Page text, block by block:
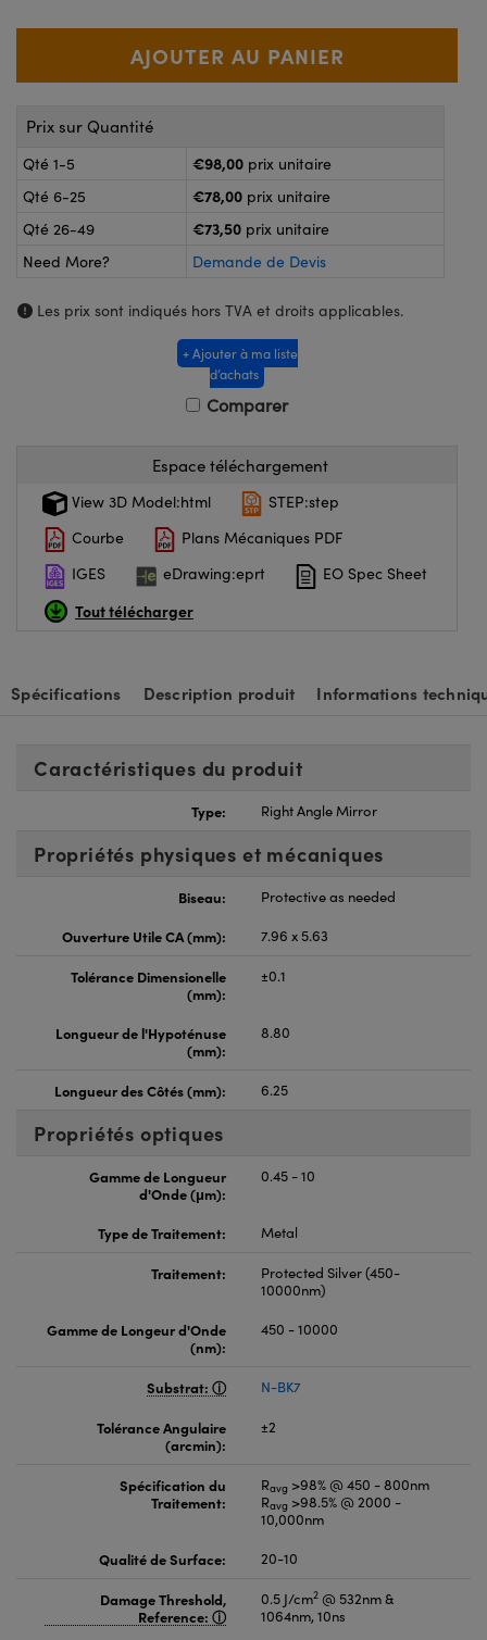
: Microscopie
: Caméras
Prix sur Quantité
Qté 1-5 €98,00 prix unitaire
Qté 6-25
€78,00 prix unitaire
Qté 26-49
€73,50 prix unitaire
Need More?
Demande de Devis
Les prix sont indiqués hors TVA et droits applicables.
+ Ajouter à ma liste
d’achats
Comparer
Espace téléchargement
View 3D Model:html
STEP:step
Courbe
Plans Mécaniques PDF
IGES
eDrawing:eprt EO Spec Sheet
Tout télécharger
Spécifications Description produit Informations
Caractéristiques du produit
Type: Right Angle Mirror
Propriétés physiques et mécaniques
Biseau:
Protective as needed
Ouverture Utile CA (mm):
7.96 x 5.63
Tolérance Dimensionelle
(mm):
±0.1
Longueur de l'Hypoténuse
(mm):
8.80
Longueur des Côtés (mm): 6.25
Propriétés optiques
Gamme de Longueur
d'Onde (μm):
0.45 - 10
Type de Traitement: Metal
Traitement:
Protected Silver (450-
10000nm)
Gamme de Longeur d'Onde
(nm):
450 - 10000
Substrat: N-BK7
Tolérance Angulaire
(arcmin):
±2
Spécification du
Traitement:
Ravg >98% @ 450 - 800nm
Ravg >98.5% @ 2000 -
10,000nm
Qualité de Surface:
20-10
Damage Threshold,
Reference:
0.5 J/cm2 @ 532nm &
1064nm, 10ns